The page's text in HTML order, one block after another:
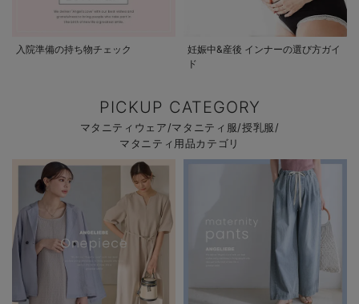
入院準備の持ち物チェック
妊娠中&産後 インナーの選び方ガイ
ド
PICKUP CATEGORY
マタニティウェア/マタニティ服/授乳服/
マタニティ用品カテゴリ